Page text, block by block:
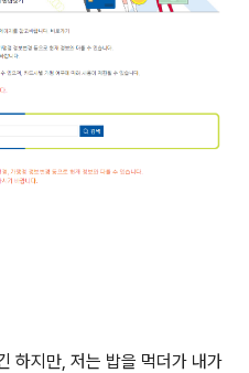
하지만, 저는 밥을 먹더가 내가